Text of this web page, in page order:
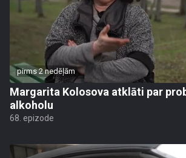
pirms 2 nedēļām
Margarita Kolosova atklāti par
alkoholu
68. epizode